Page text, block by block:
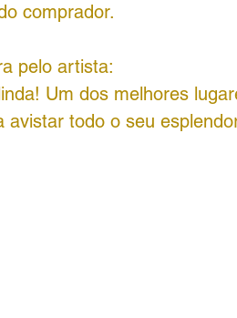
comprador.
pelo artista:
Um dos melhores
avistar todo o seu